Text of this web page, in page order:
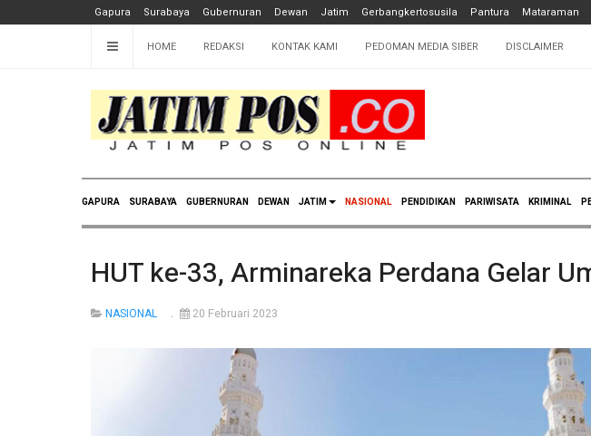
Gapura Surabaya Gubernuran Dewan Jatim Gerbangkertosusila Pantura Mataraman
HOME REDAKSI KONTAK KAMI PEDOMAN MEDIA SIBER DISCLAIMER
GAPURA SURABAYA GUBERNURAN DEWAN JATIM NASIONAL PENDIDIKAN PARIWISATA KRIMINAL
HUT ke-33, Arminareka Perdana Gelar
NASIONAL 20 Februari 2023